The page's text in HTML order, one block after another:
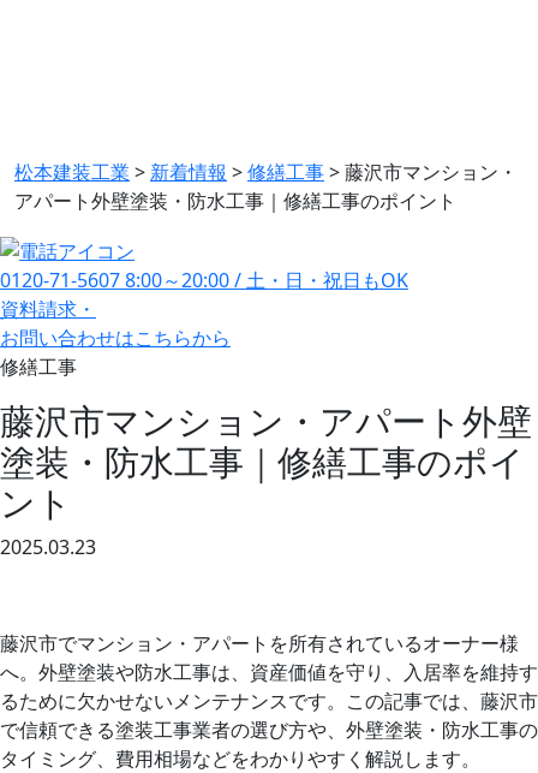
松本建装工業 > 新着情報 >修繕工事>藤沢市マンション・
アパート外壁塗装・防水工事｜修繕工事のポイント
0120-71-56078:00～20:00 / 土・日・祝日もOK
資料請求・
お問い合わせはこちらから
修繕工事
藤沢市マンション・アパート外壁
塗装・防水工事｜修繕工事のポイ
ント
2025.03.23
藤沢市でマンション・アパートを所有されているオーナー様
へ。外壁塗装や防水工事は、資産価値を守り、入居率を維持す
るために欠かせないメンテナンスです。この記事では、藤沢市
で信頼できる塗装工事業者の選び方や、外壁塗装・防水工事の
タイミング、費用相場などをわかりやすく解説します。